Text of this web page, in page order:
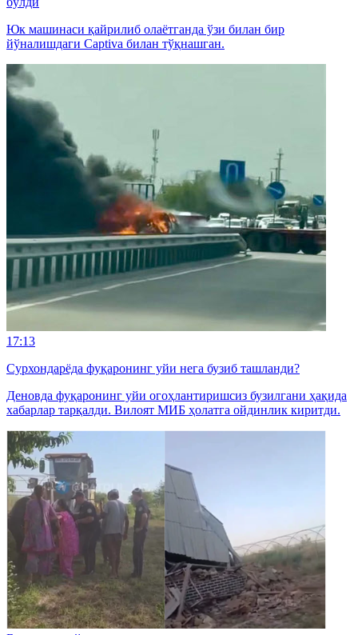
Юк машинаси қайрилиб олаётганда ўзи билан бир
йўналишдаги Captiva билан тўқнашган.
17:13
Сурхондарёда фуқаронинг уйи нега бузиб ташланди?
Деновда фуқаронинг уйи огоҳлантиришсиз бузилгани ҳақида
хабарлар тарқалди. Вилоят МИБ ҳолатга ойдинлик киритди.